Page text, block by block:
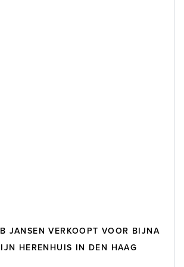
JANSEN VERKOOPT VOOR BIJNA
HERENHUIS IN DEN HAAG